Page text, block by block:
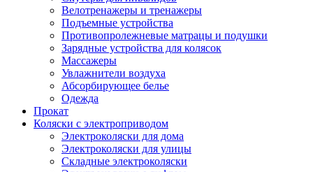
Велотренажеры и тренажеры
Подъемные устройства
Противопролежневые матрацы и подушки
Зарядные устройства для колясок
Массажеры
Увлажнители воздуха
Абсорбирующее белье
Одежда
Прокат
Коляски с электроприводом
Электроколяски для дома
Электроколяски для улицы
Складные электроколяски